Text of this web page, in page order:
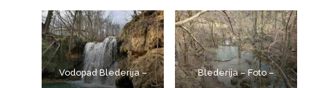
Vodopad Blederija –
Blederija – Foto –